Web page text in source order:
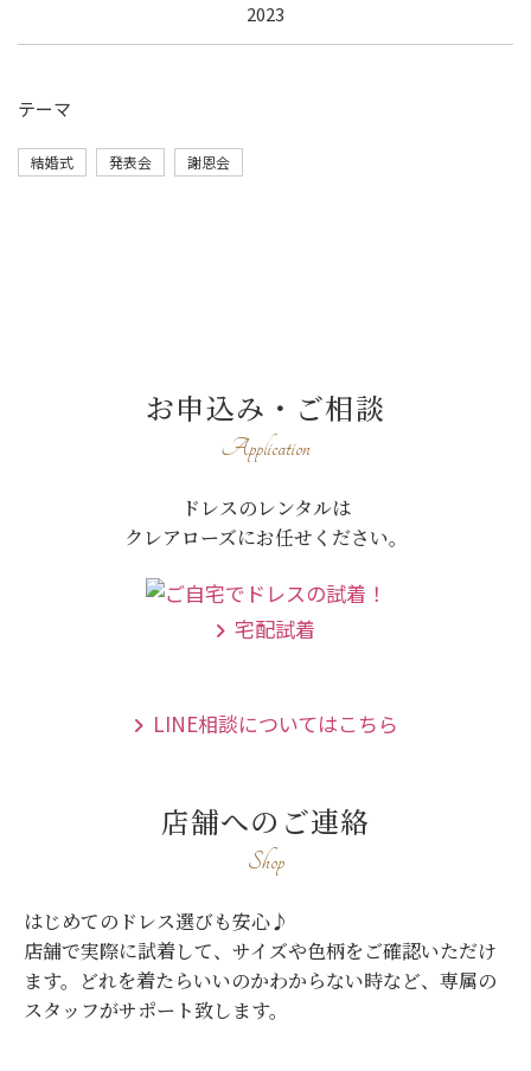
2023
テーマ
結婚式 発表会 謝恩会
お申込み・ご相談
Application
ドレスのレンタルは
クレアローズにお任せください。
宅配試着
LINE相談についてはこちら
店舗へのご連絡
Shop
はじめてのドレス選びも安心♪
店舗で実際に試着して、サイズや色柄をご確認いただけ
ます。
どれを着たらいいのかわからない時など、専属の
スタッフがサポート致します。